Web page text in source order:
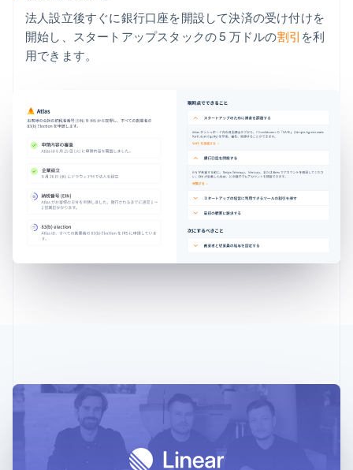
法人設立後すぐに銀行口座を開設して決済の受け付けを
開始し、スタートアップスタックの 5 万ドルの割引 を利
用できます。